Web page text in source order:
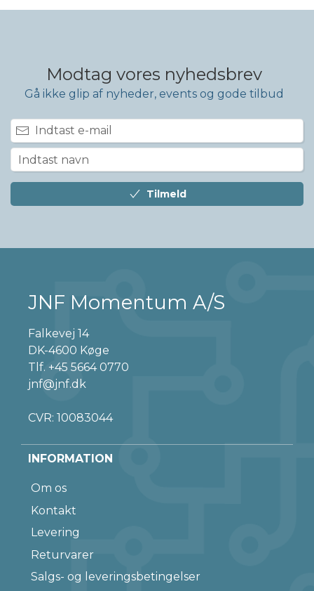
Modtag vores nyhedsbrev
Gå ikke glip af nyheder, events og gode tilbud
Tilmeld
JNF Momentum A/S
Falkevej 14
DK-4600 Køge
Tlf. +45 5664 0770
jnf@jnf.dk
CVR: 10083044
INFORMATION
Om os
Kontakt
Levering
Returvarer
Salgs- og leveringsbetingelser